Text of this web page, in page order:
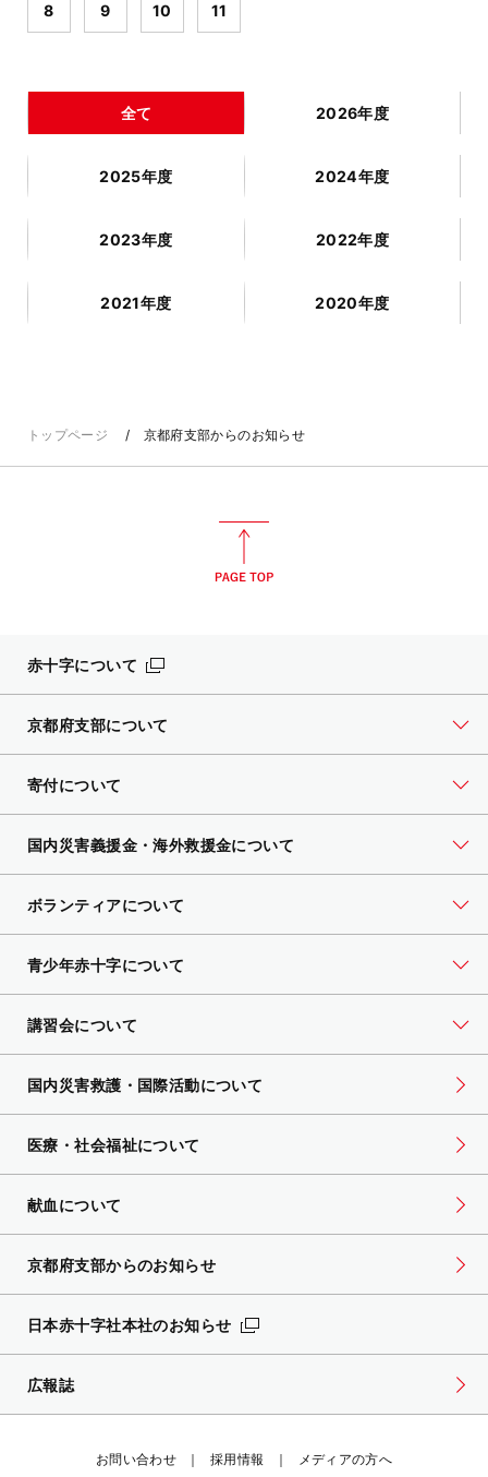
8 9 10 11
全て 2026年度
2025年度 2024年度
2023年度 2022年度
2021年度 2020年度
トップページ 京都府支部からのお知らせ
赤十字について
京都府支部について
寄付について
国内災害義援金・海外救援金について
ボランティアについて
青少年赤十字について
講習会について
国内災害救護・国際活動について
医療・社会福祉について
献血について
京都府支部からのお知らせ
日本赤十字社本社のお知らせ
広報誌
お問い合わせ 採用情報 メディアの方へ